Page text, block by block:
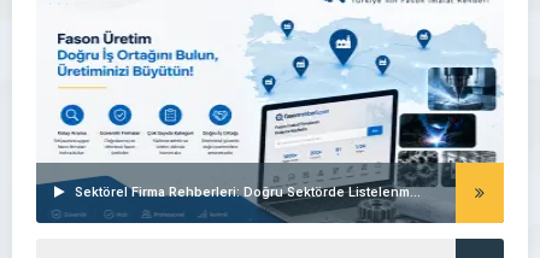
Sektörel Firma Rehberleri: Doğru Sektörde Listelenmenin Gücü